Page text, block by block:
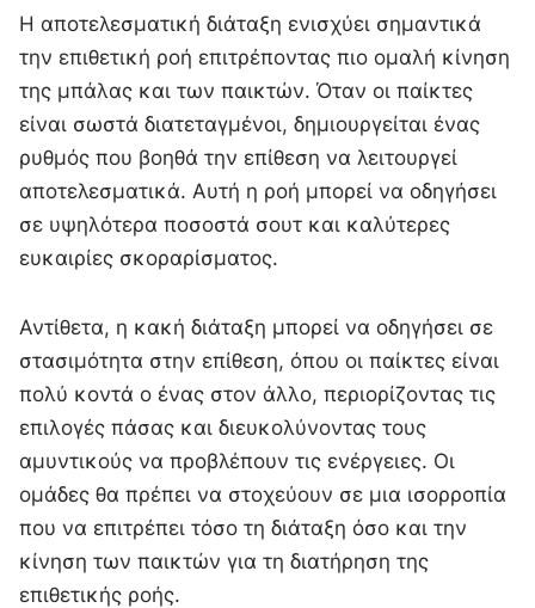
Η αποτελεσματική διάταξη ενισχύει σημαντικά
την επιθετική ροή επιτρέποντας πιο ομαλή κίνηση
της μπάλας και των παικτών. Όταν οι παίκτες
είναι σωστά διατεταγμένοι, δημιουργείται ένας
ρυθμός που βοηθά την επίθεση να λειτουργεί
αποτελεσματικά. Αυτή η ροή μπορεί να οδηγήσει
σε υψηλότερα ποσοστά σουτ και καλύτερες
ευκαιρίες σκοραρίσματος.
Αντίθετα, η κακή διάταξη μπορεί να οδηγήσει σε
στασιμότητα στην επίθεση, όπου οι παίκτες είναι
πολύ κοντά ο ένας στον άλλο, περιορίζοντας τις
επιλογές πάσας και διευκολύνοντας τους
αμυντικούς να προβλέπουν τις ενέργειες. Οι
ομάδες θα πρέπει να στοχεύουν σε μια ισορροπία
που να επιτρέπει τόσο τη διάταξη όσο και την
κίνηση των παικτών για τη διατήρηση της
επιθετικής ροής.